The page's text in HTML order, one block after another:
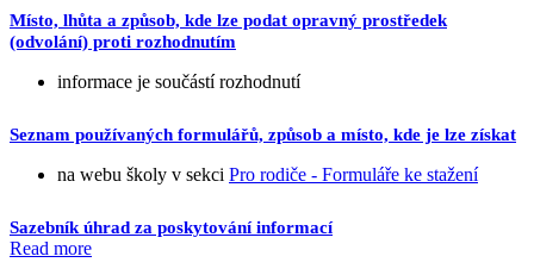
Místo, lhůta a způsob, kde lze podat opravný prostředek
(odvolání) proti rozhodnutím
informace je součástí rozhodnutí
Seznam používaných formulářů, způsob a místo, kde je lze získat
na webu školy v sekci Pro rodiče - Formuláře ke stažení
Sazebník úhrad za poskytování informací
Read more